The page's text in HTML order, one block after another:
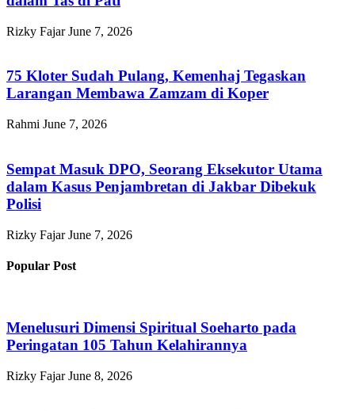
Rizky FajarJune 7, 2026
75 Kloter Sudah Pulang, Kemenhaj Tegaskan
Larangan Membawa Zamzam di Koper
Rahmi June 7, 2026
Sempat Masuk DPO, Seorang Eksekutor Utama
dalam Kasus Penjambretan di Jakbar Dibekuk
Polisi
Rizky FajarJune 7, 2026
Popular Post
Menelusuri Dimensi Spiritual Soeharto pada
Peringatan 105 Tahun Kelahirannya
Rizky FajarJune 8, 2026